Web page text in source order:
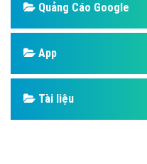
Quảng Cáo Google
App
Tài liệu